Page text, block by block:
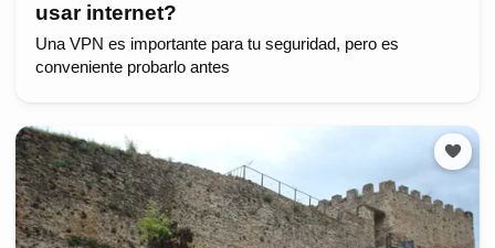
usar internet?
Una VPN es importante para tu seguridad, pero es
conveniente probarlo antes